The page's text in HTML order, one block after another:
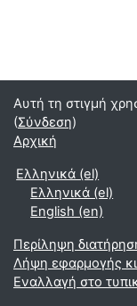
Αυτή τη στιγμή
(Σύνδεση)
Αρχική
Ελληνικά ‎(el)‎
Ελληνικά ‎(el)‎
English ‎(en)‎
Περίληψη
Λήψη εφαρμογής
Εναλλαγή στο